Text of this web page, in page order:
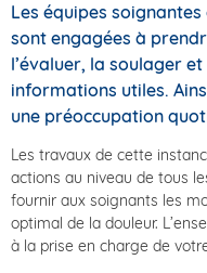
Les équipes
sont engagées à
l’évaluer, la soulager
informations utiles.
une préoccupation
Les travaux de cette
actions au niveau de tous
fournir aux soignants les
optimal de la douleur.
à la prise en charge de